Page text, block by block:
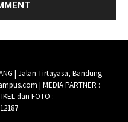
| Jalan Tirtayasa, Bandung
| MEDIA PARTNER :
dan FOTO :